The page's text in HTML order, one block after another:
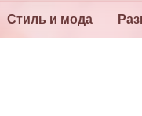
Стиль и мода